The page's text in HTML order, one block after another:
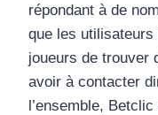
répondant à de
que les utilisateurs
joueurs de trouver
avoir à contacter
l’ensemble,